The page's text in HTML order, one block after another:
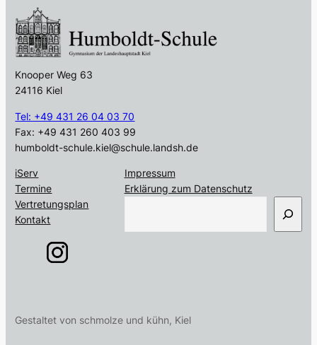
Knooper Weg 63
24116 Kiel
Tel: +49 431 26 04 03 70
Fax: +49 431 260 403 99
humboldt-schule.kiel@schule.landsh.de
iServ
Termine
Vertretungsplan
Kontakt
Impressum
Erklärung zum Datenschutz
c
Gestaltet von schmolze und kühn, Kiel